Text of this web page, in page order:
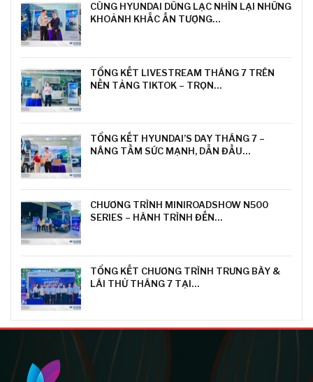
CÙNG HYUNDAI DŨNG LẠC NHÌN LẠI NHỮNG
KHOẢNH KHẮC ẤN TƯỢNG…
TỔNG KẾT LIVESTREAM THÁNG 7 TRÊN
NỀN TẢNG TIKTOK – TRỌN…
TỔNG KẾT HYUNDAI’S DAY THÁNG 7 –
NÂNG TẦM SỨC MẠNH, DẪN ĐẦU…
CHƯƠNG TRÌNH MINIROADSHOW N500
SERIES – HÀNH TRÌNH ĐẾN…
TỔNG KẾT CHƯƠNG TRÌNH TRƯNG BÀY &
LÁI THỬ THÁNG 7 TẠI…